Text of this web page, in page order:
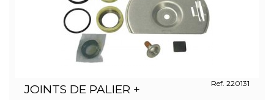
JOINTS DE PALIER +
Ref. 220131